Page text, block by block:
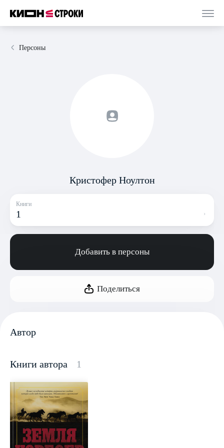
Персоны
Кристофер Ноултон
Книги
1
Добавить в персоны
Поделиться
Автор
Книги автора 1